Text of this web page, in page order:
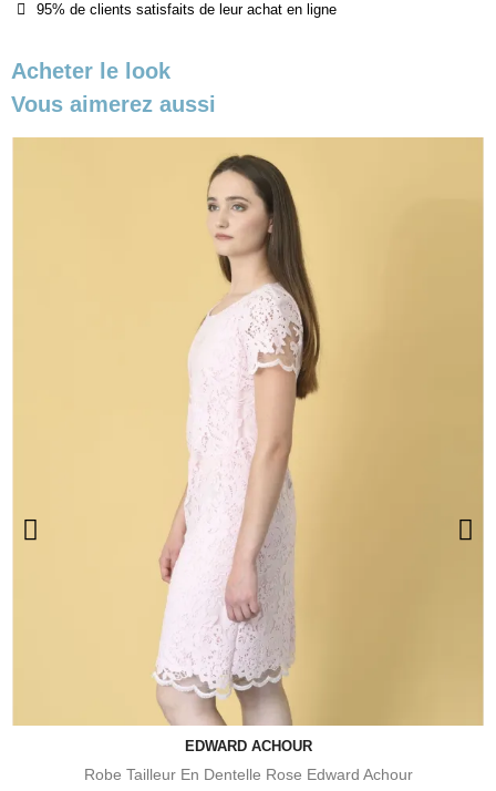
95% de clients satisfaits de leur achat en ligne
Acheter le look
Vous aimerez aussi
EDWARD ACHOUR
Robe Tailleur En Dentelle Rose Edward Achour